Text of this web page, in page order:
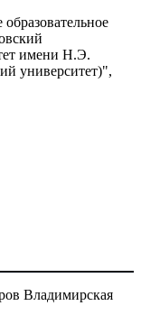
имени Н.Э.
университет)",
Владимирская